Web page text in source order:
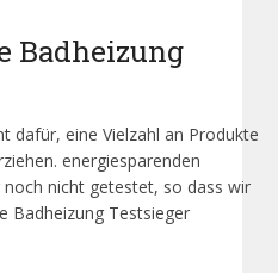
Badheizung
dafür, eine Vielzahl an Produkte
energiesparenden
nicht getestet, so dass wir
Badheizung Testsieger